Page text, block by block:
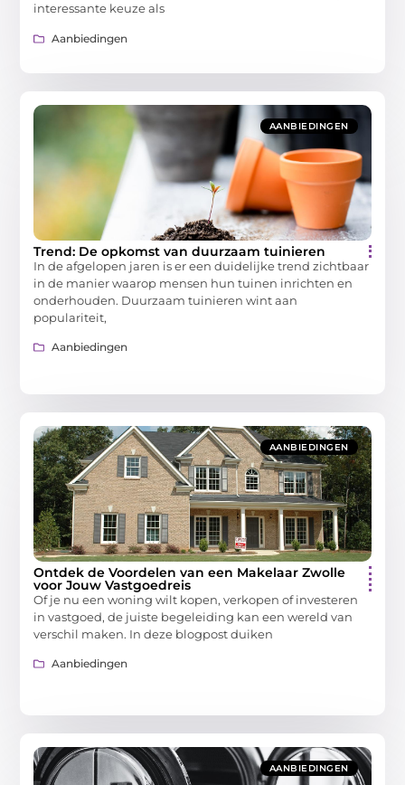
interessante keuze als
Aanbiedingen
AANBIEDINGEN
Trend: De opkomst van duurzaam tuinieren
In de afgelopen jaren is er een duidelijke trend zichtbaar
in de manier waarop mensen hun tuinen inrichten en
onderhouden. Duurzaam tuinieren wint aan
populariteit,
Aanbiedingen
AANBIEDINGEN
Ontdek de Voordelen van een Makelaar Zwolle
voor Jouw Vastgoedreis
Of je nu een woning wilt kopen, verkopen of investeren
in vastgoed, de juiste begeleiding kan een wereld van
verschil maken. In deze blogpost duiken
Aanbiedingen
AANBIEDINGEN